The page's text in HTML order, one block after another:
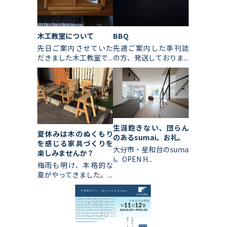
木工教室について
先日ご案内させていた
だきました木工教室で...
BBQ
先週ご案内した季刊誌
の方、発送しておりま...
夏休みは木のぬくもり
を感じる家具づくりを
楽しみませんか？
梅雨も明け、本格的な
夏がやってきました。...
生涯飽きない、団らん
のあるsumai。お礼。
大分市・星和台のsuma
i。OPEN H...